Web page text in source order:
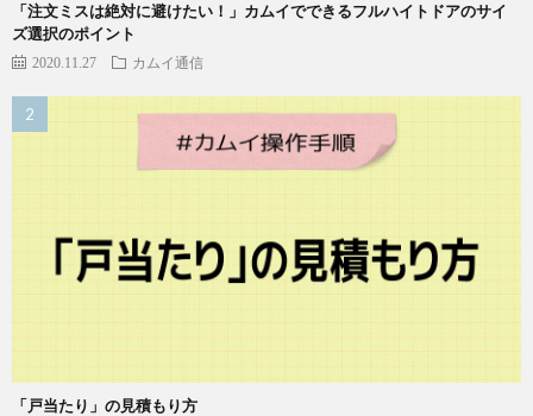
「注文ミスは絶対に避けたい！」カムイでできるフルハイトドアのサイ
ズ選択のポイント
2020.11.27 カムイ通信
「戸当たり」の見積もり方